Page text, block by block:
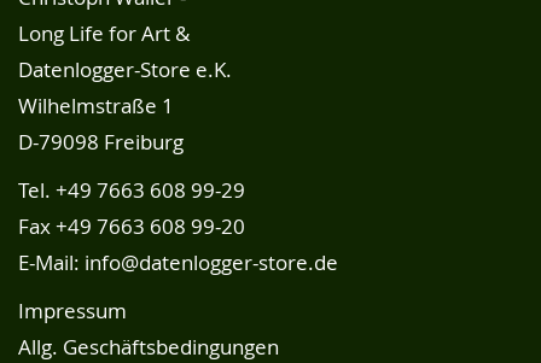
Long Life for Art &
Datenlogger-Store e.K.
Wilhelmstraße 1
D-79098 Freiburg
Tel. +49 7663 608 99-29
Fax +49 7663 608 99-20
E-Mail: info@datenlogger-store.de
Impressum
Allg. Geschäftsbedingungen